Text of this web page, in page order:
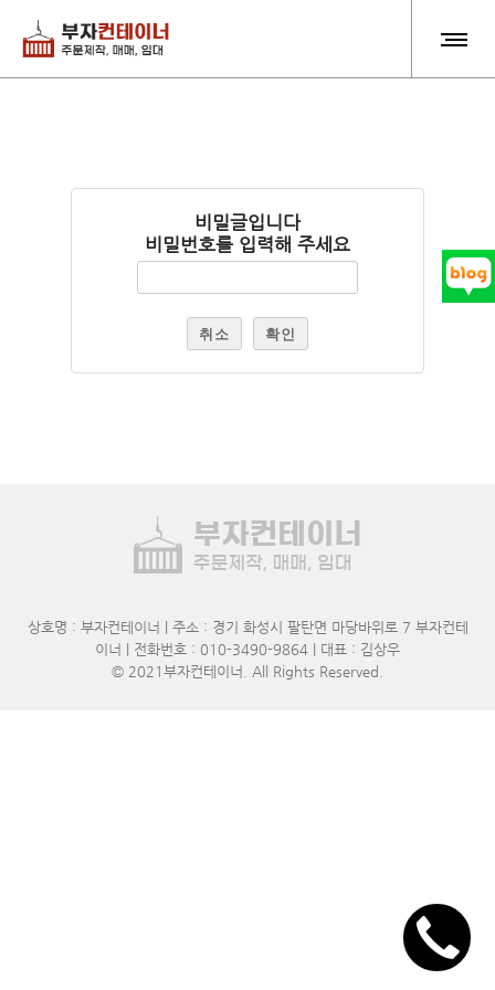
비밀글입니다
비밀번호를 입력해 주세요
취소 확인
상호명 : 부자컨테이너 | 주소 : 경기 화성시 팔탄면 마당바위로 7 부자컨테
이너 | 전화번호 : 010-3490-9864 | 대표 : 김상우
© 2021 부자컨테이너 . All Rights Reserved.